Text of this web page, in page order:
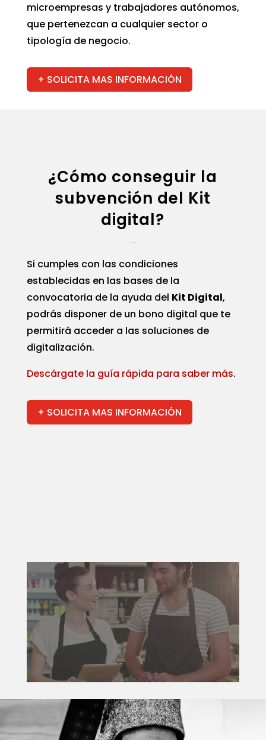
microempresas y trabajadores autónomos,
que pertenezcan a cualquier sector o
tipología de negocio.
+ SOLICITA MAS INFORMACIÓN
¿Cómo conseguir la
subvención del Kit
digital?
Si cumples con las condiciones
establecidas en las bases de la
convocatoria de la ayuda del Kit Digital,
podrás disponer de un bono digital que te
permitirá acceder a las soluciones de
digitalización.
Descárgate la guía rápida para saber más.
+ SOLICITA MAS INFORMACIÓN